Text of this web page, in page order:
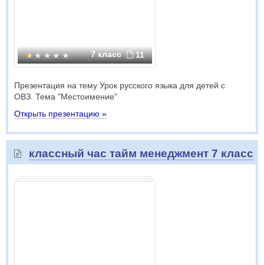
7 класс 11
Презентация на тему Урок русского языка для детей с
ОВЗ. Тема "Местоимение"
Открыть презентацию »
классный час тайм менеджмент 7 класс